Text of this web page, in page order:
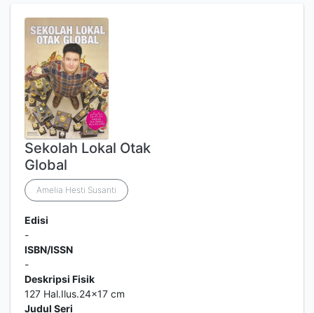
Sekolah Lokal Otak
Global
Amelia Hesti Susanti
Edisi
-
ISBN/ISSN
-
Deskripsi Fisik
127 Hal.Ilus.24x17 cm
Judul Seri